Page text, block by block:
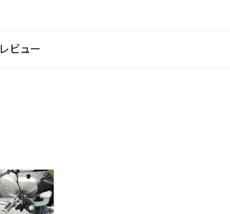
レビュー